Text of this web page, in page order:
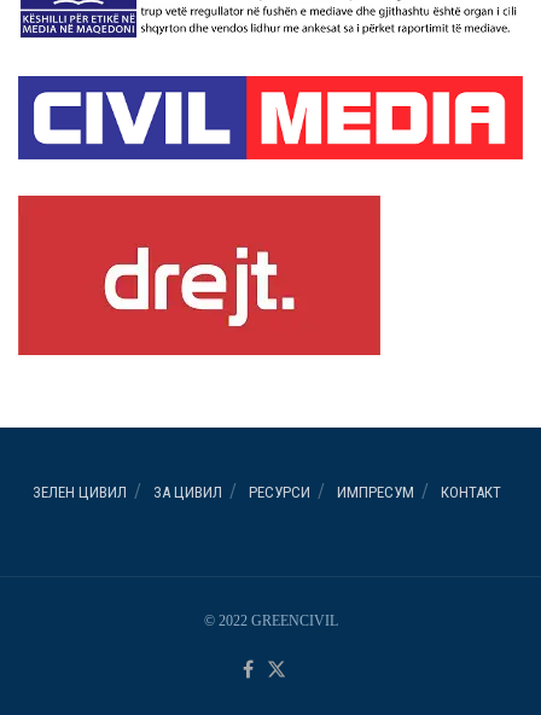
ЗЕЛЕН ЦИВИЛ ЗА ЦИВИЛ РЕСУРСИ ИМПРЕСУМ КОНТАКТ
© 2022 GREENCIVIL